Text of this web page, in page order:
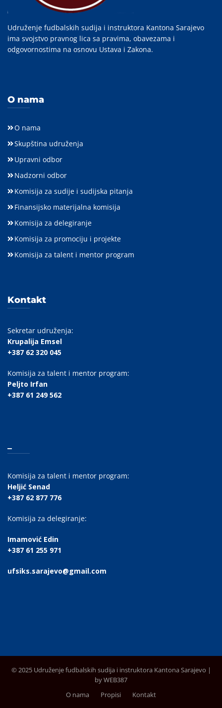
Udruženje fudbalskih sudija i instruktora Kantona Sarajevo
ima svojstvo pravnog lica sa pravima, obavezama i
odgovornostima na osnovu Ustava i Zakona.
O nama
O nama
Skupština udruženja
Upravni odbor
Nadzorni odbor
Komisija za sudije i sudijska pitanja
Finansijsko materijalna komisija
Komisija za delegiranje
Komisija za promociju i projekte
Komisija za talent i mentor program
Kontakt
Sekretar udruženja:
Krupalija Emsel
+387 62 320 045
Komisija za talent i mentor program:
Peljto Irfan
+387 61 249 562
Komisija za talent i mentor program:
Heljić Senad
+387 62 877 776
Komisija za delegiranje:
Imamović Edin
+387 61 255 971
ufsiks.sarajevo@gmail.com
© 2025 Udruženje fudbalskih sudija i instruktora Kantona Sarajevo |
by WEB387
O nama
Propisi Kontakt